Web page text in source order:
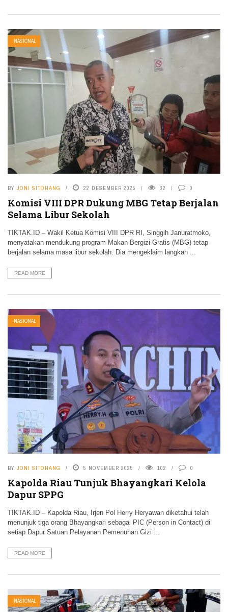
NASIONAL
BY JONI SITOHANG 22 DESEMBER 2025 32 0
Komisi VIII DPR Dukung MBG Tetap Berjalan
Selama Libur Sekolah
TIKTAK.ID – Wakil Ketua Komisi VIII DPR RI, Singgih Januratmoko,
menyatakan mendukung program Makan Bergizi Gratis (MBG) tetap
berjalan selama masa libur sekolah. Dia mengeklaim langkah ...
READ MORE
NASIONAL
BY JONI SITOHANG 5 NOVEMBER 2025 102 0
Kapolda Riau Tunjuk Bhayangkari Kelola
Dapur SPPG
TIKTAK.ID – Kapolda Riau, Irjen Pol Herry Heryawan diketahui telah
menunjuk tiga orang Bhayangkari sebagai PIC (Person in Contact) di
setiap Dapur Satuan Pelayanan Pemenuhan Gizi ...
READ MORE
NASIONAL